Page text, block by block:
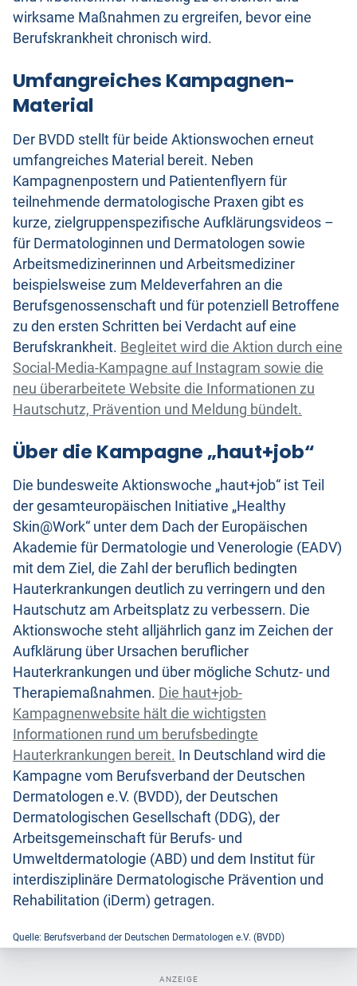
wirksame Maßnahmen zu ergreifen, bevor eine
Berufskrankheit chronisch wird.
Umfangreiches Kampagnen-
Material
Der BVDD stellt für beide Aktionswochen erneut
umfangreiches Material bereit. Neben
Kampagnenpostern und Patientenflyern für
teilnehmende dermatologische Praxen gibt es
kurze, zielgruppenspezifische Aufklärungsvideos –
für Dermatologinnen und Dermatologen sowie
Arbeitsmedizinerinnen und Arbeitsmediziner
beispielsweise zum Meldeverfahren an die
Berufsgenossenschaft und für potenziell Betroffene
zu den ersten Schritten bei Verdacht auf eine
Berufskrankheit. Begleitet wird die Aktion durch eine
Social-Media-Kampagne auf Instagram sowie die
neu überarbeitete Website die Informationen zu
Hautschutz, Prävention und Meldung bündelt.
Über die Kampagne „haut+job“
Die bundesweite Aktionswoche „haut+job“ ist Teil
der gesamteuropäischen Initiative „Healthy
Skin@Work“ unter dem Dach der Europäischen
Akademie für Dermatologie und Venerologie (EADV)
mit dem Ziel, die Zahl der beruflich bedingten
Hauterkrankungen deutlich zu verringern und den
Hautschutz am Arbeitsplatz zu verbessern. Die
Aktionswoche steht alljährlich ganz im Zeichen der
Aufklärung über Ursachen beruflicher
Hauterkrankungen und über mögliche Schutz- und
Therapiemaßnahmen. Die haut+job-
Kampagnenwebsite hält die wichtigsten
Informationen rund um berufsbedingte
Hauterkrankungen bereit. In Deutschland wird die
Kampagne vom Berufsverband der Deutschen
Dermatologen e.V. (BVDD), der Deutschen
Dermatologischen Gesellschaft (DDG), der
Arbeitsgemeinschaft für Berufs- und
Umweltdermatologie (ABD) und dem Institut für
interdisziplinäre Dermatologische Prävention und
Rehabilitation (iDerm) getragen.
Quelle: Berufsverband der Deutschen Dermatologen e.V. (BVDD)
ANZEIGE